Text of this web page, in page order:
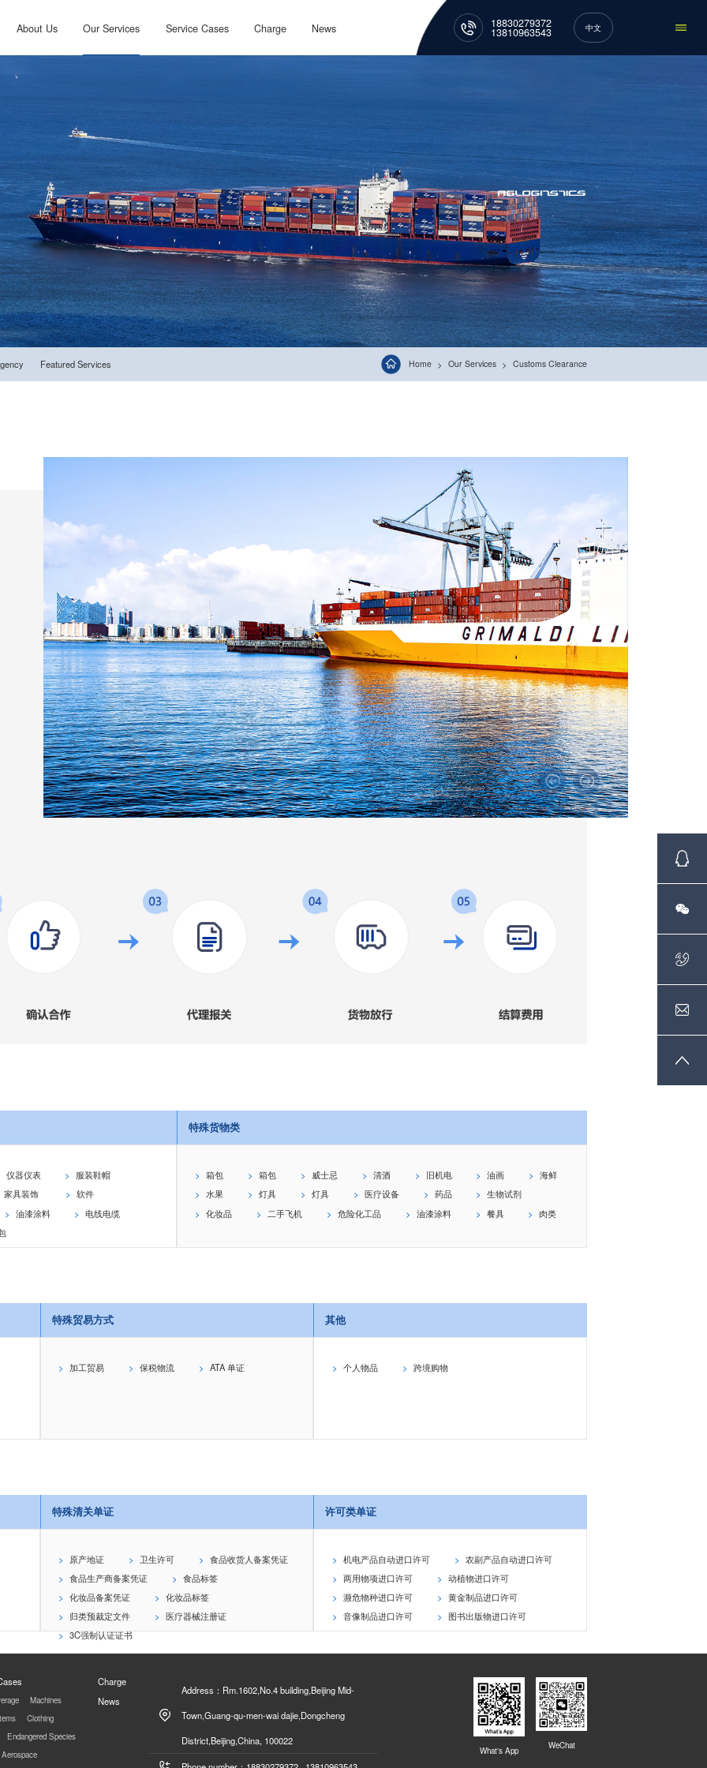
About Us Our Services Service Cases Charge News 18830279372
13810963543 中文
Featured Services Home Our Services Customs Clearance
仪器仪表
服装鞋帽
家具装饰
软件
油漆涂料
电线电缆
特殊货物类
箱包 箱包 威士忌 清酒 旧机电 油画
海鲜
水果
灯具 灯具 医疗设备 药品
生物试剂
化妆品
二手飞机 危险化工品 油漆涂料 餐具 肉类
特殊贸易方式
加工贸易 保税物流 ATA 单证
其他
个人物品 跨境购物
特殊清关单证
原产地证 卫生许可
食品收货人备案凭证
食品生产商备案凭证
食品标签
化妆品备案凭证
化妆品标签
归类预裁定文件
医疗器械注册证
3C强制认证证书
许可类单证
机电产品自动进口许可
农副产品自动进口许可
两用物项进口许可
动植物进口许可
濒危物种进口许可
黄金制品进口许可
音像制品进口许可
图书出版物进口许可
Machines
Clothing
Endangered Species
Aerospace
Charge
News
Address：Rm.1602,No.4 building,Beijing Mid-
Town,Guang-qu-men-wai dajie,Dongcheng
District,Beijing,China, 100022
What's App
WeChat